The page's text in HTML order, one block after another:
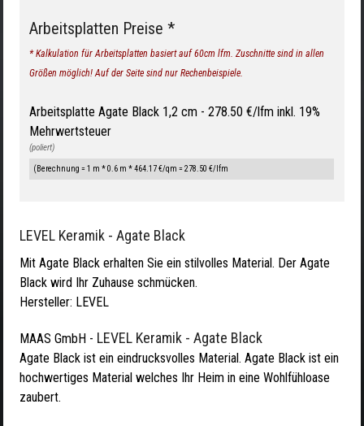
Arbeitsplatten Preise *
* Kalkulation für Arbeitsplatten basiert auf 60cm lfm. Zuschnitte sind in allen
Größen möglich! Auf der Seite sind nur Rechenbeispiele.
Arbeitsplatte Agate Black 1,2 cm - 278.50 €/lfm inkl. 19%
Mehrwertsteuer
(poliert)
(Berechnung = 1 m * 0.6 m * 464.17 €/qm = 278.50 €/lfm
LEVEL Keramik - Agate Black
Mit Agate Black erhalten Sie ein stilvolles Material. Der Agate
Black wird Ihr Zuhause schmücken.
Hersteller: LEVEL
MAAS GmbH - LEVEL Keramik - Agate Black
Agate Black ist ein eindrucksvolles Material. Agate Black ist ein
hochwertiges Material welches Ihr Heim in eine Wohlfühloase
zaubert.